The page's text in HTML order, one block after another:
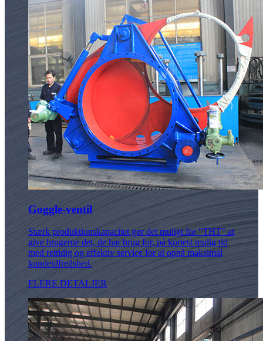
Goggle-ventil
Stærk produktionskapacitet gør det muligt for "THT" at
give brugerne det, de har brug for, på kortest mulig tid
med rettidig og effektiv service for at opnå maksimal
kundetilfredshed.
FLERE DETALJER